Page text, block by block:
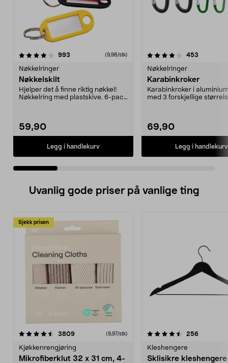
993 anmeldelser(9,98/stk)
Nøkkelringer
Nøkkelskilt
Hjelper det å finne riktig nøkkel!
Nøkkelring med plastskive. 6-pack
59,90
Legg i handlekurv
4.0 av 5 stjerner 453
Nøkkelringer
Karabinkroker
Karabinkroker i
med 3 forskjellige
69,90
Legg i handlekurv
4.5 av 5 stjerner
Uvanlig gode priser på vanlige ting
Sjekk prisen
3809anmeldelser(9,97/stk)
Kjøkkenrengjøring
Mikrofiberklut 32 x 31 cm, 4-
4.5av 5 stjerner 256
Kleshengere
Sklisikre
4.5av 5 stjerner